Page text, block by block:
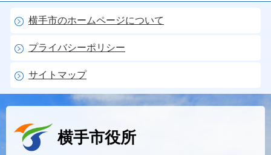
横手市のホームページについて
プライバシーポリシー
サイトマップ
横手市役所